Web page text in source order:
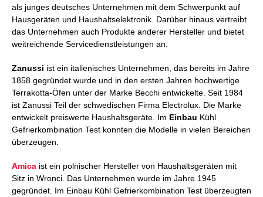
als junges deutsches Unternehmen mit dem Schwerpunkt auf
Hausgeräten und Haushaltselektronik. Darüber hinaus vertreibt
das Unternehmen auch Produkte anderer Hersteller und bietet
weitreichende Servicedienstleistungen an.
Zanussi ist ein italienisches Unternehmen, das bereits im Jahre
1858 gegründet wurde und in den ersten Jahren hochwertige
Terrakotta-Öfen unter der Marke Becchi entwickelte. Seit 1984
ist Zanussi Teil der schwedischen Firma Electrolux. Die Marke
entwickelt preiswerte Haushaltsgeräte. Im Einbau Kühl
Gefrierkombination Test konnten die Modelle in vielen Bereichen
überzeugen.
Amica ist ein polnischer Hersteller von Haushaltsgeräten mit
Sitz in Wronci. Das Unternehmen wurde im Jahre 1945
gegründet. Im Einbau Kühl Gefrierkombination Test überzeugten